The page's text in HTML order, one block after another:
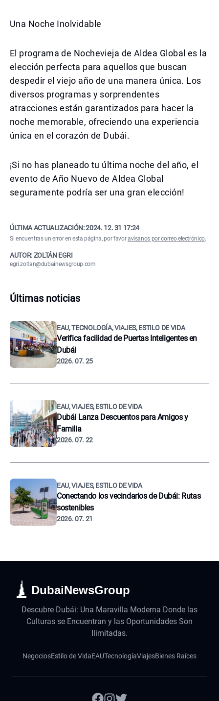
Una Noche Inolvidable
El programa de Nochevieja de Aldea Global es la
elección perfecta para aquellos que buscan
despedir el viejo año de una manera única. Los
diversos programas y sorprendentes
atracciones están garantizados para hacer la
noche memorable, ofreciendo una experiencia
única en el corazón de Dubái.
¡Si no has planeado tu última noche del año, el
evento de Año Nuevo de Aldea Global
seguramente podría ser una gran elección!
ÚLTIMA ACTUALIZACIÓN:2024. 12. 31 17:24
Si encuentras un error en esta página, por favoravísanos por correo electrónico.
AUTOR: ZOLTÁN EGRI
egri.zoltan@dubainewsgroup.com
Últimas noticias
EAU, TECNOLOGÍA, VIAJES, ESTILO DE VIDA
Verifica facilidad de Puertas Inteligentes en
Dubái
2026. 07. 25
EAU, VIAJES, ESTILO DE VIDA
Dubái Lanza Descuentos para Amigos y
Familia
2026. 07. 22
EAU, VIAJES, ESTILO DE VIDA
Conectando los vecindarios de Dubái: Rutas
sostenibles
2026. 07. 21
DubaiNewsGroup
Descubre Dubái: Una Maravilla Moderna Donde las
Culturas se Encuentran y las Oportunidades Son
Ilimitadas.
NegociosEstilo de VidaEAUTecnologíaViajesBienes Raíces